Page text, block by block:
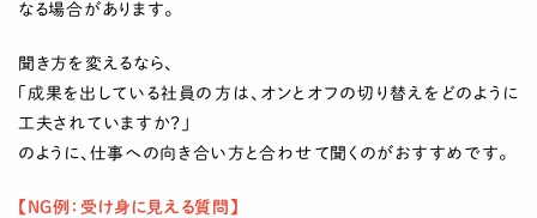
なる場合があります。
聞き方を変えるなら、
「成果を出している社員の方は、オンとオフの切り替えをどのように
工夫されていますか？」
のように、仕事への向き合い方と合わせて聞くのがおすすめです。
【NG例：受け身に見える質問】